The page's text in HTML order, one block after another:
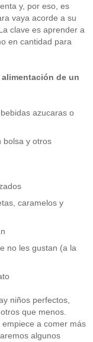
y, por eso, es
vaya acorde a su
clave es aprender a
en cantidad para
de un
azucaras o
bolsa y otros
caramelos y
no les gustan (a la
niños perfectos,
que menos.
a comer más
algunos